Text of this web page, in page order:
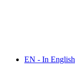
EN - In English